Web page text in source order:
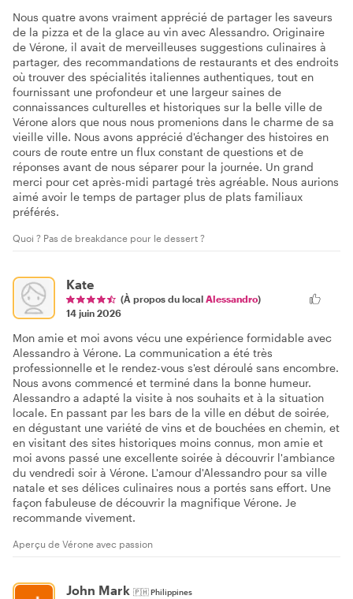
Nous quatre avons vraiment apprécié de partager les saveurs
de la pizza et de la glace au vin avec Alessandro. Originaire
de Vérone, il avait de merveilleuses suggestions culinaires à
partager, des recommandations de restaurants et des endroits
où trouver des spécialités italiennes authentiques, tout en
fournissant une profondeur et une largeur saines de
connaissances culturelles et historiques sur la belle ville de
Vérone alors que nous nous promenions dans le charme de sa
vieille ville. Nous avons apprécié d'échanger des histoires en
cours de route entre un flux constant de questions et de
réponses avant de nous séparer pour la journée. Un grand
merci pour cet après-midi partagé très agréable. Nous aurions
aimé avoir le temps de partager plus de plats familiaux
préférés.
Quoi ? Pas de breakdance pour le dessert ?
Kate
(À propos du local Alessandro)
14 juin 2026
Mon amie et moi avons vécu une expérience formidable avec
Alessandro à Vérone. La communication a été très
professionnelle et le rendez-vous s'est déroulé sans encombre.
Nous avons commencé et terminé dans la bonne humeur.
Alessandro a adapté la visite à nos souhaits et à la situation
locale. En passant par les bars de la ville en début de soirée,
en dégustant une variété de vins et de bouchées en chemin, et
en visitant des sites historiques moins connus, mon amie et
moi avons passé une excellente soirée à découvrir l'ambiance
du vendredi soir à Vérone. L'amour d'Alessandro pour sa ville
natale et ses délices culinaires nous a portés sans effort. Une
façon fabuleuse de découvrir la magnifique Vérone. Je
recommande vivement.
Aperçu de Vérone avec passion
John Mark 🇵🇭Philippines